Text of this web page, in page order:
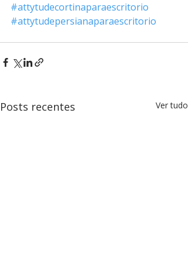
#attytudecortinaparaescritorio
#attytudepersianaparaescritorio
Posts recentes Ver tudo